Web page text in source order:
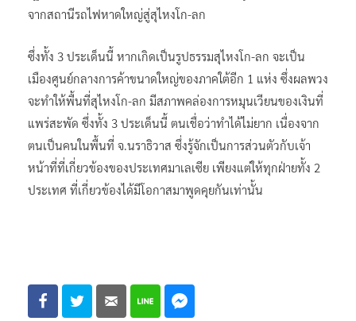
จากสถานีรถไฟหาดใหญ่สู่สุไหงโก-ลก
ซึ่งทั้ง 3 ประเด็นนี้ หากเกิดเป็นรูปธรรมสุไหงโก-ลก จะเป็น
เมืองศูนย์กลางการค้าขนาดใหญ่ของภาคใต้อีก 1 แห่ง ซึ่งผลพวง
จะทำให้พื้นที่สุไหงโก-ลก มีสภาพคล่องการหมุนเวียนของเงินที่
แพร่สะพัด ซึ่งทั้ง 3 ประเด็นนี้ ตนเชื่อว่าทำได้ไม่ยาก เนื่องจาก
ตนเป็นคนในพื้นที่ จ.นราธิวาส ซึ่งรู้จักเป็นการส่วนตัวกับเจ้า
หน้าที่ที่เกี่ยวข้องของประเทศมาเลเซีย เพียงแต่ให้ทุกฝ่ายทั้ง 2
ประเทศ ที่เกี่ยวข้องได้มีโอกาสมาพูดคุยกันเท่านั้น